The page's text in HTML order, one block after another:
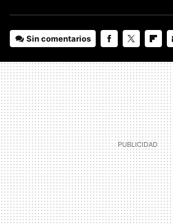
Sin comentarios